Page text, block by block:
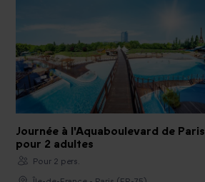
Journée à l'Aquaboulevard de Paris
pour 2 adultes
Pour 2 pers.